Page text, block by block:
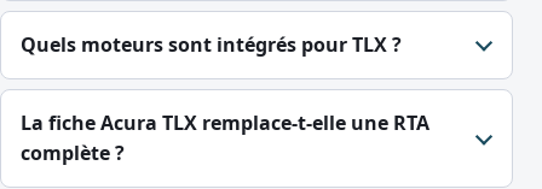
Quels moteurs sont intégrés pour TLX ?
La fiche Acura TLX remplace-t-elle une RTA
complète ?